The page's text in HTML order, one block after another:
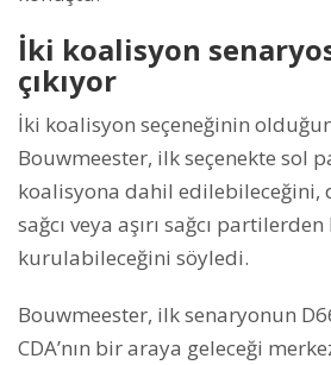
İki koalisyon
çıkıyor
İki koalisyon seçeneğinin
Bouwmeester, ilk seçenekte sol
koalisyona dahil edilebileceğini,
sağcı veya aşırı sağcı
kurulabileceğini söyledi.
Bouwmeester, ilk senaryonun
CDA’nın bir araya geleceği